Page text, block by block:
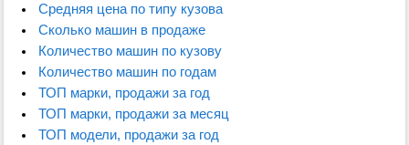
Средняя цена по типу кузова
Сколько машин в продаже
Количество машин по кузову
Количество машин по годам
ТОП марки, продажи за год
ТОП марки, продажи за месяц
ТОП модели, продажи за год